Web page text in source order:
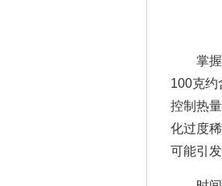
掌握“
100克约
控制热
化过度
可能引